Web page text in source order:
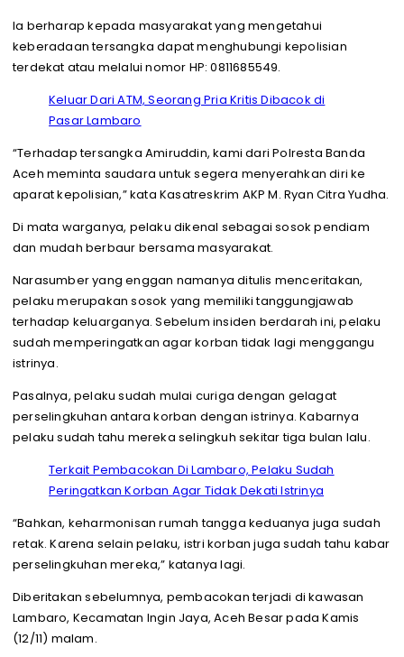
Ia berharap kepada masyarakat yang mengetahui
keberadaan tersangka dapat menghubungi kepolisian
terdekat atau melalui nomor HP: 0811685549.
Keluar Dari ATM, Seorang Pria Kritis Dibacok di
Pasar Lambaro
“Terhadap tersangka Amiruddin, kami dari Polresta Banda
Aceh meminta saudara untuk segera menyerahkan diri ke
aparat kepolisian,” kata Kasatreskrim AKP M. Ryan Citra Yudha.
Di mata warganya, pelaku dikenal sebagai sosok pendiam
dan mudah berbaur bersama masyarakat.
Narasumber yang enggan namanya ditulis menceritakan,
pelaku merupakan sosok yang memiliki tanggungjawab
terhadap keluarganya. Sebelum insiden berdarah ini, pelaku
sudah memperingatkan agar korban tidak lagi menggangu
istrinya.
Pasalnya, pelaku sudah mulai curiga dengan gelagat
perselingkuhan antara korban dengan istrinya. Kabarnya
pelaku sudah tahu mereka selingkuh sekitar tiga bulan lalu.
Terkait Pembacokan Di Lambaro, Pelaku Sudah
Peringatkan Korban Agar Tidak Dekati Istrinya
“Bahkan, keharmonisan rumah tangga keduanya juga sudah
retak. Karena selain pelaku, istri korban juga sudah tahu kabar
perselingkuhan mereka,” katanya lagi.
Diberitakan sebelumnya, pembacokan terjadi di kawasan
Lambaro, Kecamatan Ingin Jaya, Aceh Besar pada Kamis
(12/11) malam.